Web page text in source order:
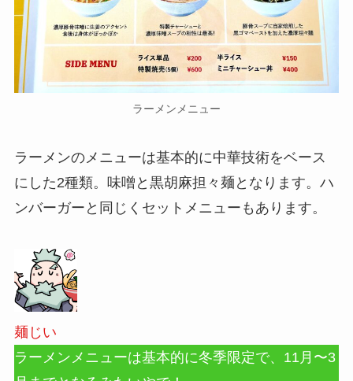
ラーメンメニュー
ラーメンのメニューは基本的に中華技術をベース
にした2種類。味噌と黒胡麻担々麺となります。ハ
ンバーガーと同じくセットメニューもあります。
麺じい
ラーメンメニューは基本的に冬季限定で、11月〜3